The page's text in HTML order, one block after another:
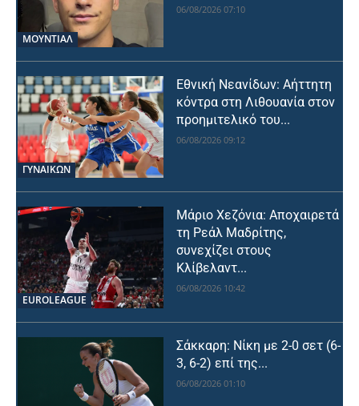
ΜΟΥΝΤΙΆΛ
06/08/2026 07:10
ΓΥΝΑΙΚΩΝ
Εθνική Νεανίδων: Αήττητη
κόντρα στη Λιθουανία στον
προημιτελικό του...
06/08/2026 09:12
EUROLEAGUE
Μάριο Χεζόνια: Αποχαιρετά
τη Ρεάλ Μαδρίτης,
συνεχίζει στους
Κλίβελαντ...
06/08/2026 10:42
Σάκκαρη: Νίκη με 2-0 σετ (6-
3, 6-2) επί της...
06/08/2026 01:10